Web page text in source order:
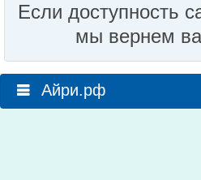
Если доступность
мы вернем
Айри.рф